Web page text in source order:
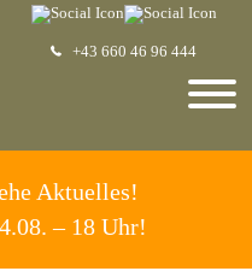
+43 660 46 96 444
Aktuelles!
– 18 Uhr!